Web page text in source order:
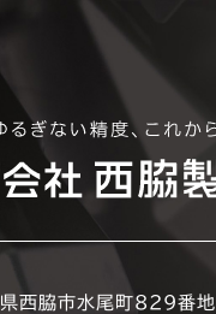
西脇市水尾町829番地